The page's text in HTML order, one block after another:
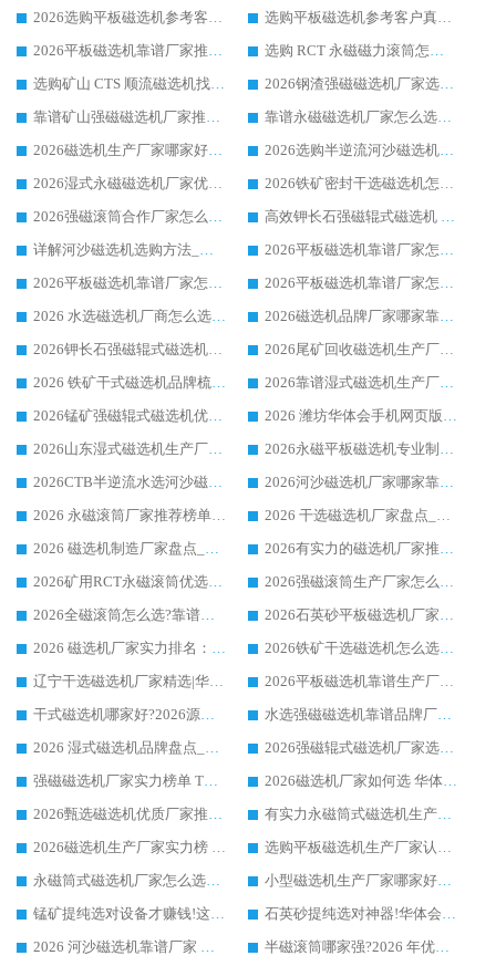
2026选购平板磁选机参考客户真实体验，华体会手机网页版-华体会(中国) 厂家行业口碑排名前列
选购平板磁选机参考客户真实体验，华体会手机网页版-华体会(中国) 厂家依托行业口碑收获大量客户认可
2026平板磁选机靠谱厂家推荐_ 华体会手机网页版-华体会(中国) 凭借良好口碑获得众多客户认可
选购 RCT 永磁磁力滚筒怎么选?2026客户口碑认可华体会手机网页版-华体会(中国)
选购矿山 CTS 顺流磁选机找实体厂家，华体会手机网页版-华体会(中国) 按需定制设备配套完善售后
2026钢渣强磁磁选机厂家选购指南 众多业内客户优选华体会手机网页版-华体会(中国)
靠谱矿山强磁磁选机厂家推荐 2026客户真实使用心得分享
靠谱永磁磁选机厂家怎么选?福建客户真实体验分享华体会手机网页版-华体会(中国) 品牌
2026磁选机生产厂家哪家好?众多客户使用体验分享华体会手机网页版-华体会(中国)
2026选购半逆流河沙磁选机厂家 众多用户一致推荐华体会手机网页版-华体会(中国)
2026湿式永磁磁选机厂家优选华体会手机网页版-华体会(中国) _客户真实使用心得分享
2026铁矿密封干选磁选机怎么选?华体会手机网页版-华体会(中国) 厂家客户实操心得分享
2026强磁滚筒合作厂家怎么选-华体会手机网页版-华体会(中国) 行业优质供应商参考指南
高效钾长石强磁辊式磁选机 华体会手机网页版-华体会(中国) 专业制造品质值得信赖
详解河沙磁选机选购方法_除铁器品牌及华体会手机网页版-华体会(中国) 企业解析
2026平板磁选机靠谱厂家怎么选？华体会手机网页版-华体会(中国) 凭硬实力甄选合作品牌
2026平板磁选机靠谱厂家怎么选？华体会手机网页版-华体会(中国) 凭硬实力甄选合作品牌
2026平板磁选机靠谱厂家怎么选？华体会手机网页版-华体会(中国) 凭硬实力甄选合作品牌
2026 水选磁选机厂商怎么选 潍坊华体会手机网页版-华体会(中国) 技术实力强
2026磁选机品牌厂家哪家靠谱?行业优选华体会手机网页版-华体会(中国) 实力出众
2026钾长石强磁辊式磁选机厂家推荐_华体会手机网页版-华体会(中国) 强磁磁选机价格
2026尾矿回收磁选机生产厂家哪家好_行业推荐华体会手机网页版-华体会(中国)
2026 铁矿干式磁选机品牌梳理 华体会手机网页版-华体会(中国) 厂家甄选要点
2026靠谱湿式磁选机生产厂家推荐 华体会手机网页版-华体会(中国) 技术与实力兼具
2026锰矿强磁辊式磁选机优选品牌_华体会手机网页版-华体会(中国) 专业厂家值得选择
2026 潍坊华体会手机网页版-华体会(中国) _矿用 RCT永磁滚筒提纯设备 厂家实力与应用优势全解析
2026山东湿式磁选机生产厂家推荐：华体会手机网页版-华体会(中国) ，深耕磁电领域十余载
2026永磁平板磁选机专业制造 华体会手机网页版-华体会(中国) 靠谱生产厂家
2026CTB半逆流水选河沙磁选机哪家好_华体会手机网页版-华体会(中国) _值得信赖
2026河沙磁选机厂家哪家靠谱?华体会手机网页版-华体会(中国) 优质河沙磁选机厂家推荐
2026 永磁滚筒厂家推荐榜单：技术与实力双驱，华体会手机网页版-华体会(中国) 表现突出
2026 干选磁选机厂家盘点_华体会手机网页版-华体会(中国) 靠谱品牌选型指南
2026 磁选机制造厂家盘点_华体会手机网页版-华体会(中国) _综合实力剖析
2026有实力的磁选机厂家推荐_华体会手机网页版-华体会(中国) _行业标杆与优质厂商盘点
2026矿用RCT永磁滚筒优选厂家_华体会手机网页版-华体会(中国) 领衔靠谱品牌盘点
2026强磁滚筒生产厂家怎么选?行业口碑推荐华体会手机网页版-华体会(中国)
2026全磁滚筒怎么选?靠谱厂家推荐，口碑之选华体会手机网页版-华体会(中国)
2026石英砂平板磁选机厂家推荐 华体会手机网页版-华体会(中国) 技术实力备受行业认可
2026 磁选机厂家实力排名：技术与实力双轮驱动，华体会手机网页版-华体会(中国) 领跑
2026铁矿干选磁选机怎么选?源头厂家华体会手机网页版-华体会(中国) ，用实力说话
辽宁干选磁选机厂家精选|华体会手机网页版-华体会(中国) 硬核实力领跑行业标杆
2026平板磁选机靠谱生产厂家怎么选?行业标杆华体会手机网页版-华体会(中国) ，凭硬实力脱颖而出
干式磁选机哪家好?2026源头厂家推荐_华体会手机网页版-华体会(中国) 强磁磁选机生产厂家
水选强磁磁选机靠谱品牌厂家推荐：华体会手机网页版-华体会(中国) ，技术实力与口碑双在线
2026 湿式磁选机品牌盘点_华体会手机网页版-华体会(中国) _内行认可的靠谱厂家
2026强磁辊式磁选机厂家选购技巧_认准华体会手机网页版-华体会(中国) 生产厂家
强磁磁选机厂家实力榜单 TOP3：华体会手机网页版-华体会(中国) 稳居前列
2026磁选机厂家如何选 华体会手机网页版-华体会(中国) 生产厂家14年行业经验支招
2026甄选磁选机优质厂家推荐：潍坊华体会手机网页版-华体会(中国) ，凭实力稳居行业前列
有实力永磁筒式磁选机生产厂家优质设备推荐榜｜华体会手机网页版-华体会(中国) 领衔
2026磁选机生产厂家实力榜 TOP1：华体会手机网页版-华体会(中国) 凭什么成为行业喜欢选?
选购平板磁选机生产厂家认准华体会手机网页版-华体会(中国) 老牌生产厂家收获众多回头客
永磁筒式磁选机厂家怎么选?14 年老厂华体会手机网页版-华体会(中国) 凭实力出圈，这 5 大优势太圈粉
小型磁选机生产厂家哪家好?2026 年实测推荐，华体会手机网页版-华体会(中国) 十年口碑厂值得闭眼入
锰矿提纯选对设备才赚钱!这家临朐厂家的强磁辊磁选机凭啥成行业标杆?
石英砂提纯选对神器!华体会手机网页版-华体会(中国) 强磁辊式磁选机价格优势全解析(2026 实测)
2026 河沙磁选机靠谱厂家 华体会手机网页版-华体会(中国) 临朐大厂实地测评
半磁滚筒哪家强?2026 年优质厂家推荐，华体会手机网页版-华体会(中国) 为什么能领跑行业